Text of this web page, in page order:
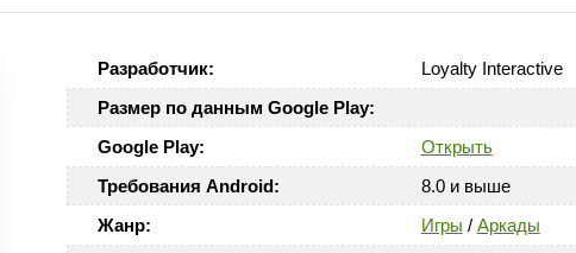
Разработчик:
Loyalty Interactive
Размер по данным Google Play:
Google Play:
Открыть
Требования Android:
8.0 и выше
Жанр:
Игры / Аркады